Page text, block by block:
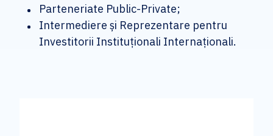
Parteneriate Public-Private;
Intermediere și Reprezentare pentru
Investitorii Instituționali Internaționali.